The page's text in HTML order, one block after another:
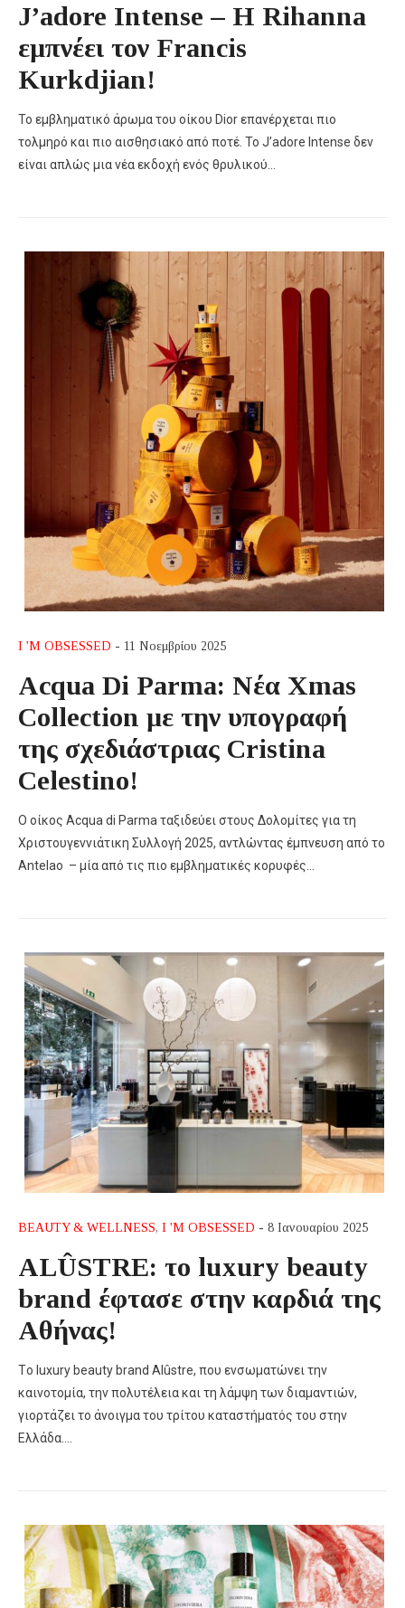
J’adore Intense – Η Rihanna
εμπνέει τον Francis
Kurkdjian!
Το εμβληματικό άρωμα του οίκου Dior επανέρχεται πιο
τολμηρό και πιο αισθησιακό από ποτέ. Το J’adore Intense δεν
είναι απλώς μια νέα εκδοχή ενός θρυλικού…
I 'M OBSESSED - 11 Νοεμβρίου 2025
Acqua Di Parma: Νέα Xmas
Collection με την υπογραφή
της σχεδιάστριας Cristina
Celestino!
Ο οίκος Acqua di Parma ταξιδεύει στους Δολομίτες για τη
Χριστουγεννιάτικη Συλλογή 2025, αντλώντας έμπνευση από το
Antelao – μία από τις πιο εμβληματικές κορυφές…
BEAUTY & WELLNESS, I 'M OBSESSED - 8 Ιανουαρίου 2025
ALÛSTRE: το luxury beauty
brand έφτασε στην καρδιά της
Αθήνας!
Tο luxury beauty brand Alûstre, που ενσωματώνει την
καινοτομία, την πολυτέλεια και τη λάμψη των διαμαντιών,
γιορτάζει το άνοιγμα του τρίτου καταστήματός του στην
Ελλάδα….